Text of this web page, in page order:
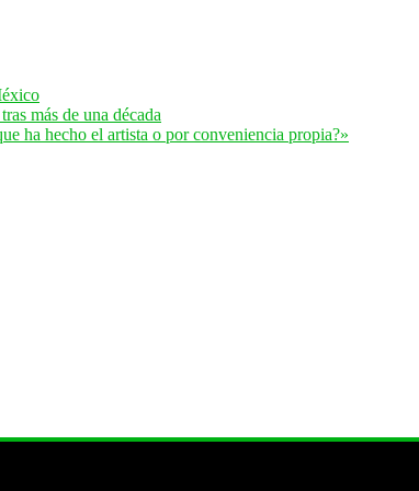
más de una década
ha hecho el artista o por conveniencia propia?»